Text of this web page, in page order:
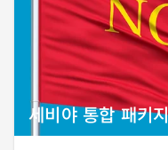
세비야 통합 패키